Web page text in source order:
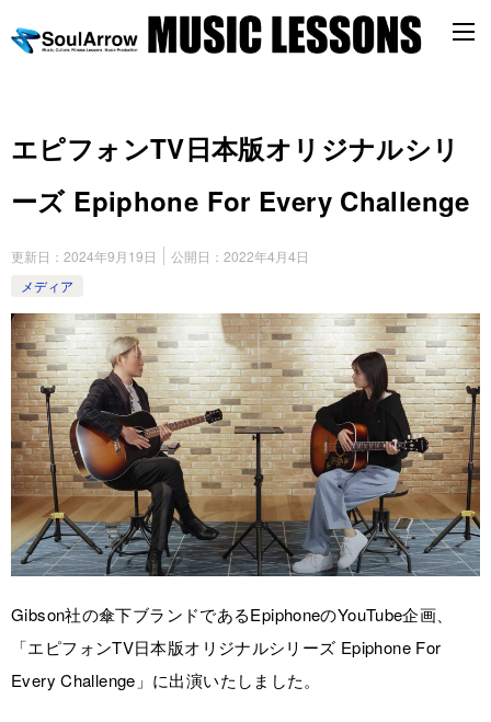
エピフォンTV日本版オリジナルシリ
ーズ Epiphone For Every Challenge
更新日： 2024年9月19日 公開日： 2022年4月4日
メディア
Gibson社の傘下ブランドであるEpiphoneのYouTube企画、
「エピフォンTV日本版オリジナルシリーズ Epiphone For
Every Challenge」に出演いたしました。